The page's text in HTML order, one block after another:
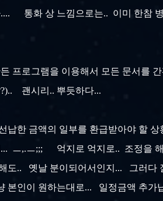
.... 통화 상 느낌으로는.. 이미 한참
프로그램을 이용해서 모든 문서를
괜시리.. 뿌듯하다...
납한 금액의 일부를 환급받아야 할
ㅡ,.ㅡ;;; 억지로 억지로.. 조정을
도.. 옛날 분이되어서인지... 그러다
본인이 원하는대로... 일정금액 추